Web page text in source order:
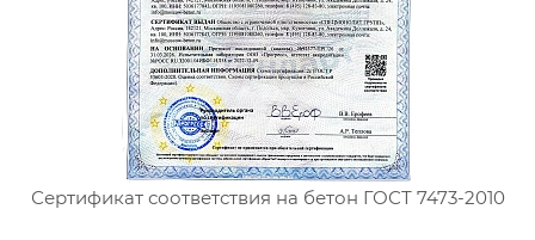
Сертификат соответствия на бетон ГОСТ 7473-2010